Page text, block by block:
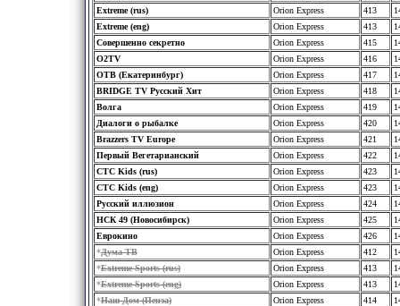
Extreme (rus)
Orion Express 413
Extreme (eng)
Orion Express 413
Совершенно секретно
Orion Express 415
O2TV
Orion Express 416
ОТВ (Екатеринбург)
Orion Express 417
BRIDGE TV Русский Хит
Orion Express 418
Волга
Orion Express 419
Диалоги о рыбалке
Orion Express 420
Brazzers TV Europe
Orion Express 421
Первый Вегетарианский
Orion Express 422
СТС Kids (rus)
Orion Express 423
СТС Kids (eng)
Orion Express 423
Русский иллюзион
Orion Express 424
НСК 49 (Новосибирск)
Orion Express 425
Еврокино
Orion Express 426
*Дума ТВ Orion Express 412
*Extreme Sports (rus) Orion Express 413
*Extreme Sports (eng) Orion Express 413
*Наш Дом (Пенза) Orion Express 414